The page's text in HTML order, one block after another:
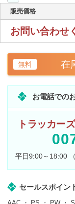
販売価格
お問い合わせ
無料 在
お電話での
トラッカー
平日9:00～18:00
セールスポイン